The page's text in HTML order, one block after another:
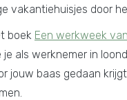
vakantiehuisjes door
boek Een werkweek
je als werknemer in
jouw baas gedaan